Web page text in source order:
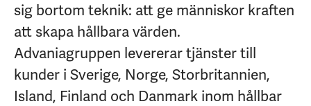
sig bortom teknik: att ge människor kraften
att skapa hållbara värden.
Advaniagruppen levererar tjänster till
kunder i Sverige, Norge, Storbritannien,
Island, Finland och Danmark inom hållbar